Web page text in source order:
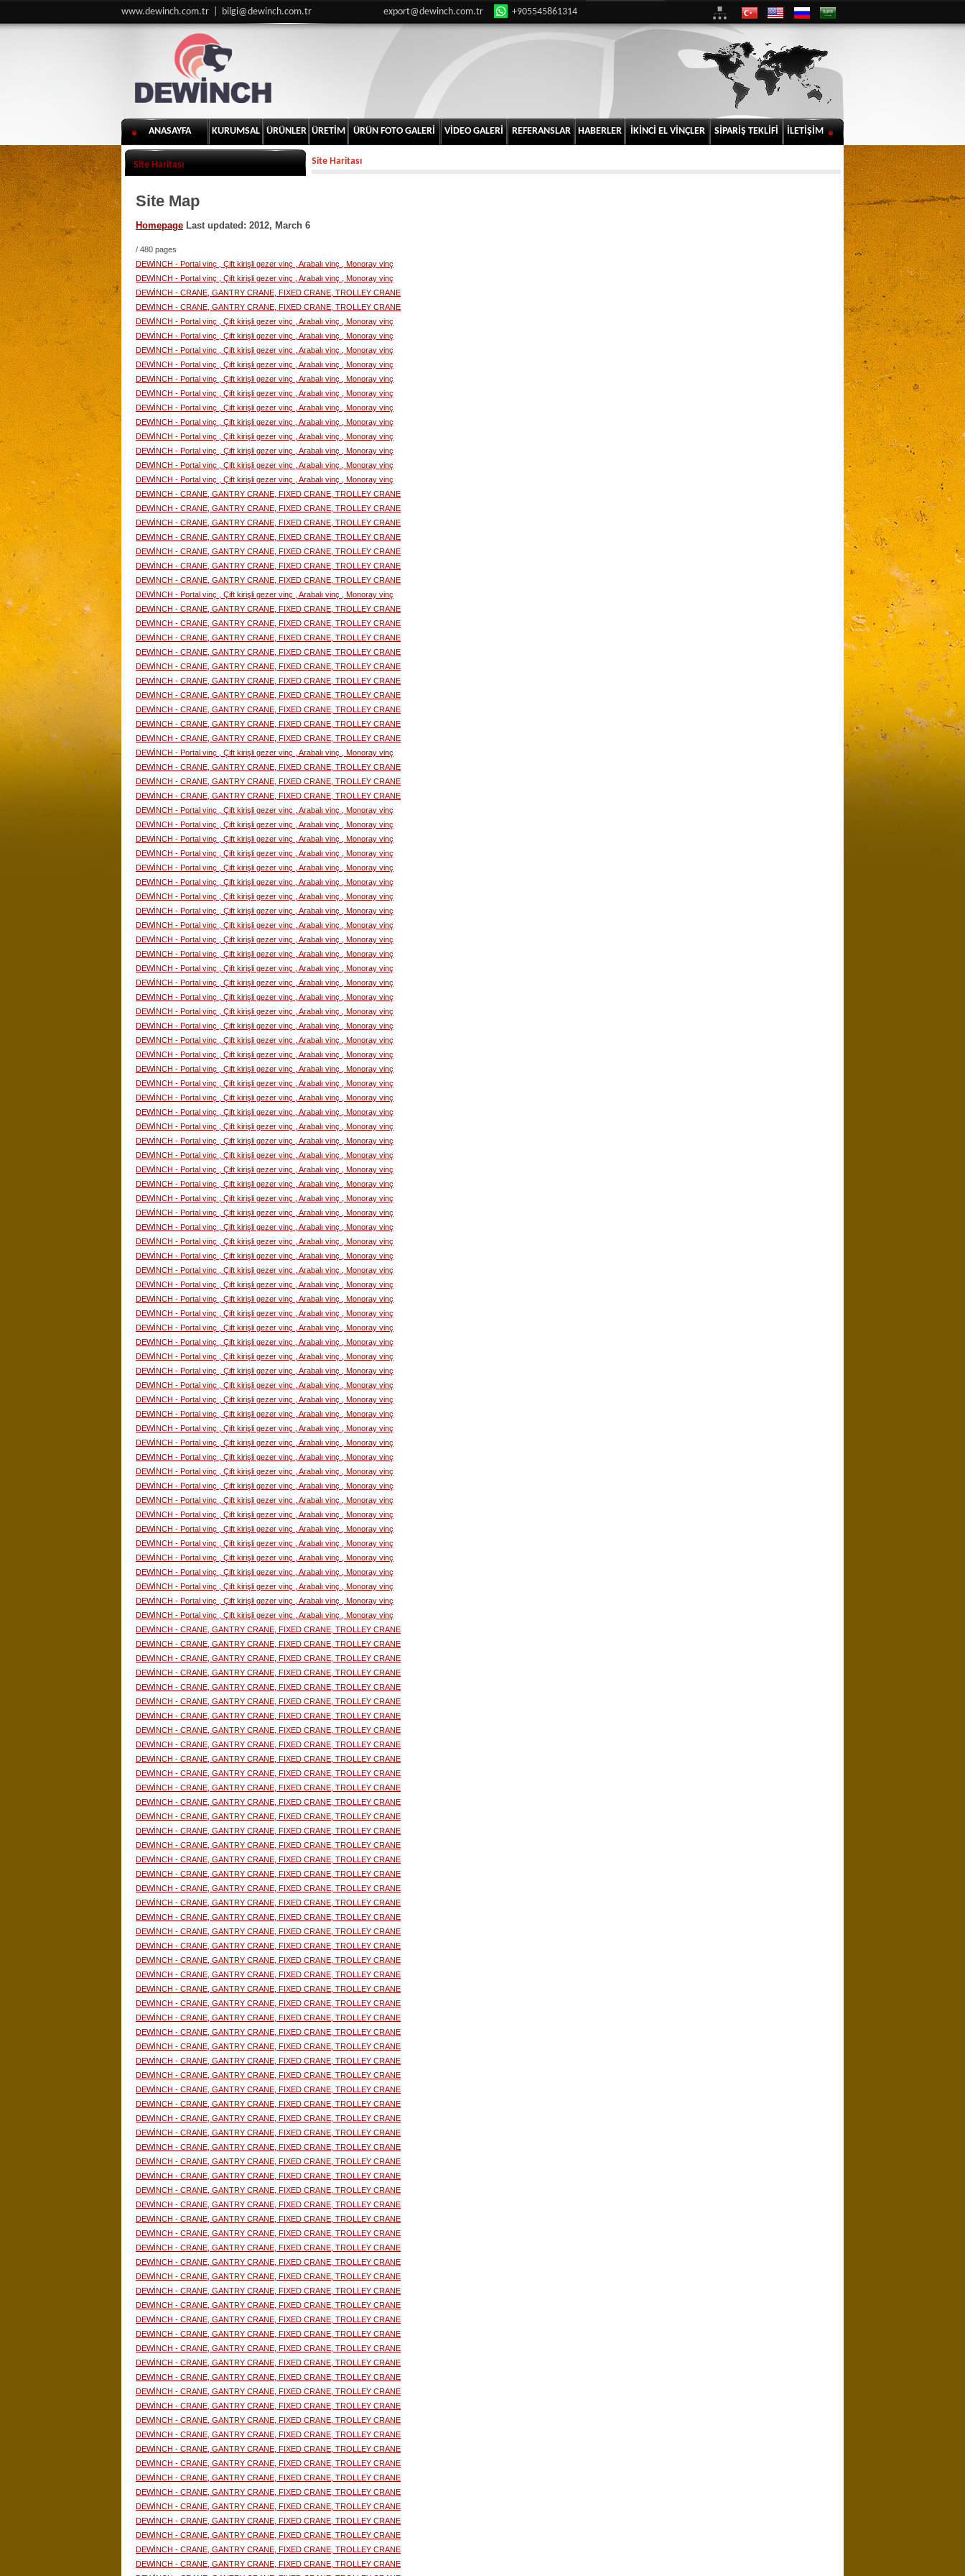
www.dewinch.com.tr | bilgi@dewinch.com.tr export@dewinch.com.tr +905545861314
ANASAYFA KURUMSAL ÜRÜNLER ÜRETİM ÜRÜN FOTO GALERİ VİDEO GALERİ REFERANSLAR HABERLER İKİNCİ EL VİNÇLER SİPARİŞ TEKLİFİ İLETİŞİM
Site Haritası Site Haritası
Site Map
Homepage Last updated: 2012, March 6
/ 480 pages
DEWİNCH - Portal vinç , Çift kirişli gezer vinç , Arabalı vinç , Monoray vinç
DEWİNCH - Portal vinç , Çift kirişli gezer vinç , Arabalı vinç , Monoray vinç
DEWİNCH - CRANE, GANTRY CRANE, FIXED CRANE, TROLLEY CRANE
DEWİNCH - CRANE, GANTRY CRANE, FIXED CRANE, TROLLEY CRANE
DEWİNCH - Portal vinç , Çift kirişli gezer vinç , Arabalı vinç , Monoray vinç
DEWİNCH - Portal vinç , Çift kirişli gezer vinç , Arabalı vinç , Monoray vinç
DEWİNCH - Portal vinç , Çift kirişli gezer vinç , Arabalı vinç , Monoray vinç
DEWİNCH - Portal vinç , Çift kirişli gezer vinç , Arabalı vinç , Monoray vinç
DEWİNCH - Portal vinç , Çift kirişli gezer vinç , Arabalı vinç , Monoray vinç
DEWİNCH - Portal vinç , Çift kirişli gezer vinç , Arabalı vinç , Monoray vinç
DEWİNCH - Portal vinç , Çift kirişli gezer vinç , Arabalı vinç , Monoray vinç
DEWİNCH - Portal vinç , Çift kirişli gezer vinç , Arabalı vinç , Monoray vinç
DEWİNCH - Portal vinç , Çift kirişli gezer vinç , Arabalı vinç , Monoray vinç
DEWİNCH - Portal vinç , Çift kirişli gezer vinç , Arabalı vinç , Monoray vinç
DEWİNCH - Portal vinç , Çift kirişli gezer vinç , Arabalı vinç , Monoray vinç
DEWİNCH - Portal vinç , Çift kirişli gezer vinç , Arabalı vinç , Monoray vinç
DEWİNCH - CRANE, GANTRY CRANE, FIXED CRANE, TROLLEY CRANE
DEWİNCH - CRANE, GANTRY CRANE, FIXED CRANE, TROLLEY CRANE
DEWİNCH - CRANE, GANTRY CRANE, FIXED CRANE, TROLLEY CRANE
DEWİNCH - CRANE, GANTRY CRANE, FIXED CRANE, TROLLEY CRANE
DEWİNCH - CRANE, GANTRY CRANE, FIXED CRANE, TROLLEY CRANE
DEWİNCH - CRANE, GANTRY CRANE, FIXED CRANE, TROLLEY CRANE
DEWİNCH - CRANE, GANTRY CRANE, FIXED CRANE, TROLLEY CRANE
DEWİNCH - Portal vinç , Çift kirişli gezer vinç , Arabalı vinç , Monoray vinç
DEWİNCH - CRANE, GANTRY CRANE, FIXED CRANE, TROLLEY CRANE
DEWİNCH - CRANE, GANTRY CRANE, FIXED CRANE, TROLLEY CRANE
DEWİNCH - CRANE, GANTRY CRANE, FIXED CRANE, TROLLEY CRANE
DEWİNCH - CRANE, GANTRY CRANE, FIXED CRANE, TROLLEY CRANE
DEWİNCH - CRANE, GANTRY CRANE, FIXED CRANE, TROLLEY CRANE
DEWİNCH - CRANE, GANTRY CRANE, FIXED CRANE, TROLLEY CRANE
DEWİNCH - CRANE, GANTRY CRANE, FIXED CRANE, TROLLEY CRANE
DEWİNCH - CRANE, GANTRY CRANE, FIXED CRANE, TROLLEY CRANE
DEWİNCH - CRANE, GANTRY CRANE, FIXED CRANE, TROLLEY CRANE
DEWİNCH - CRANE, GANTRY CRANE, FIXED CRANE, TROLLEY CRANE
DEWİNCH - Portal vinç , Çift kirişli gezer vinç , Arabalı vinç , Monoray vinç
DEWİNCH - CRANE, GANTRY CRANE, FIXED CRANE, TROLLEY CRANE
DEWİNCH - CRANE, GANTRY CRANE, FIXED CRANE, TROLLEY CRANE
DEWİNCH - CRANE, GANTRY CRANE, FIXED CRANE, TROLLEY CRANE
DEWİNCH - Portal vinç , Çift kirişli gezer vinç , Arabalı vinç , Monoray vinç
DEWİNCH - Portal vinç , Çift kirişli gezer vinç , Arabalı vinç , Monoray vinç
DEWİNCH - Portal vinç , Çift kirişli gezer vinç , Arabalı vinç , Monoray vinç
DEWİNCH - Portal vinç , Çift kirişli gezer vinç , Arabalı vinç , Monoray vinç
DEWİNCH - Portal vinç , Çift kirişli gezer vinç , Arabalı vinç , Monoray vinç
DEWİNCH - Portal vinç , Çift kirişli gezer vinç , Arabalı vinç , Monoray vinç
DEWİNCH - Portal vinç , Çift kirişli gezer vinç , Arabalı vinç , Monoray vinç
DEWİNCH - Portal vinç , Çift kirişli gezer vinç , Arabalı vinç , Monoray vinç
DEWİNCH - Portal vinç , Çift kirişli gezer vinç , Arabalı vinç , Monoray vinç
DEWİNCH - Portal vinç , Çift kirişli gezer vinç , Arabalı vinç , Monoray vinç
DEWİNCH - Portal vinç , Çift kirişli gezer vinç , Arabalı vinç , Monoray vinç
DEWİNCH - Portal vinç , Çift kirişli gezer vinç , Arabalı vinç , Monoray vinç
DEWİNCH - Portal vinç , Çift kirişli gezer vinç , Arabalı vinç , Monoray vinç
DEWİNCH - Portal vinç , Çift kirişli gezer vinç , Arabalı vinç , Monoray vinç
DEWİNCH - Portal vinç , Çift kirişli gezer vinç , Arabalı vinç , Monoray vinç
DEWİNCH - Portal vinç , Çift kirişli gezer vinç , Arabalı vinç , Monoray vinç
DEWİNCH - Portal vinç , Çift kirişli gezer vinç , Arabalı vinç , Monoray vinç
DEWİNCH - Portal vinç , Çift kirişli gezer vinç , Arabalı vinç , Monoray vinç
DEWİNCH - Portal vinç , Çift kirişli gezer vinç , Arabalı vinç , Monoray vinç
DEWİNCH - Portal vinç , Çift kirişli gezer vinç , Arabalı vinç , Monoray vinç
DEWİNCH - Portal vinç , Çift kirişli gezer vinç , Arabalı vinç , Monoray vinç
DEWİNCH - Portal vinç , Çift kirişli gezer vinç , Arabalı vinç , Monoray vinç
DEWİNCH - Portal vinç , Çift kirişli gezer vinç , Arabalı vinç , Monoray vinç
DEWİNCH - Portal vinç , Çift kirişli gezer vinç , Arabalı vinç , Monoray vinç
DEWİNCH - Portal vinç , Çift kirişli gezer vinç , Arabalı vinç , Monoray vinç
DEWİNCH - Portal vinç , Çift kirişli gezer vinç , Arabalı vinç , Monoray vinç
DEWİNCH - Portal vinç , Çift kirişli gezer vinç , Arabalı vinç , Monoray vinç
DEWİNCH - Portal vinç , Çift kirişli gezer vinç , Arabalı vinç , Monoray vinç
DEWİNCH - Portal vinç , Çift kirişli gezer vinç , Arabalı vinç , Monoray vinç
DEWİNCH - Portal vinç , Çift kirişli gezer vinç , Arabalı vinç , Monoray vinç
DEWİNCH - Portal vinç , Çift kirişli gezer vinç , Arabalı vinç , Monoray vinç
DEWİNCH - Portal vinç , Çift kirişli gezer vinç , Arabalı vinç , Monoray vinç
DEWİNCH - Portal vinç , Çift kirişli gezer vinç , Arabalı vinç , Monoray vinç
DEWİNCH - Portal vinç , Çift kirişli gezer vinç , Arabalı vinç , Monoray vinç
DEWİNCH - Portal vinç , Çift kirişli gezer vinç , Arabalı vinç , Monoray vinç
DEWİNCH - Portal vinç , Çift kirişli gezer vinç , Arabalı vinç , Monoray vinç
DEWİNCH - Portal vinç , Çift kirişli gezer vinç , Arabalı vinç , Monoray vinç
DEWİNCH - Portal vinç , Çift kirişli gezer vinç , Arabalı vinç , Monoray vinç
DEWİNCH - Portal vinç , Çift kirişli gezer vinç , Arabalı vinç , Monoray vinç
DEWİNCH - Portal vinç , Çift kirişli gezer vinç , Arabalı vinç , Monoray vinç
DEWİNCH - Portal vinç , Çift kirişli gezer vinç , Arabalı vinç , Monoray vinç
DEWİNCH - Portal vinç , Çift kirişli gezer vinç , Arabalı vinç , Monoray vinç
DEWİNCH - Portal vinç , Çift kirişli gezer vinç , Arabalı vinç , Monoray vinç
DEWİNCH - Portal vinç , Çift kirişli gezer vinç , Arabalı vinç , Monoray vinç
DEWİNCH - Portal vinç , Çift kirişli gezer vinç , Arabalı vinç , Monoray vinç
DEWİNCH - Portal vinç , Çift kirişli gezer vinç , Arabalı vinç , Monoray vinç
DEWİNCH - Portal vinç , Çift kirişli gezer vinç , Arabalı vinç , Monoray vinç
DEWİNCH - Portal vinç , Çift kirişli gezer vinç , Arabalı vinç , Monoray vinç
DEWİNCH - Portal vinç , Çift kirişli gezer vinç , Arabalı vinç , Monoray vinç
DEWİNCH - Portal vinç , Çift kirişli gezer vinç , Arabalı vinç , Monoray vinç
DEWİNCH - Portal vinç , Çift kirişli gezer vinç , Arabalı vinç , Monoray vinç
DEWİNCH - Portal vinç , Çift kirişli gezer vinç , Arabalı vinç , Monoray vinç
DEWİNCH - Portal vinç , Çift kirişli gezer vinç , Arabalı vinç , Monoray vinç
DEWİNCH - Portal vinç , Çift kirişli gezer vinç , Arabalı vinç , Monoray vinç
DEWİNCH - Portal vinç , Çift kirişli gezer vinç , Arabalı vinç , Monoray vinç
DEWİNCH - Portal vinç , Çift kirişli gezer vinç , Arabalı vinç , Monoray vinç
DEWİNCH - Portal vinç , Çift kirişli gezer vinç , Arabalı vinç , Monoray vinç
DEWİNCH - CRANE, GANTRY CRANE, FIXED CRANE, TROLLEY CRANE
DEWİNCH - CRANE, GANTRY CRANE, FIXED CRANE, TROLLEY CRANE
DEWİNCH - CRANE, GANTRY CRANE, FIXED CRANE, TROLLEY CRANE
DEWİNCH - CRANE, GANTRY CRANE, FIXED CRANE, TROLLEY CRANE
DEWİNCH - CRANE, GANTRY CRANE, FIXED CRANE, TROLLEY CRANE
DEWİNCH - CRANE, GANTRY CRANE, FIXED CRANE, TROLLEY CRANE
DEWİNCH - CRANE, GANTRY CRANE, FIXED CRANE, TROLLEY CRANE
DEWİNCH - CRANE, GANTRY CRANE, FIXED CRANE, TROLLEY CRANE
DEWİNCH - CRANE, GANTRY CRANE, FIXED CRANE, TROLLEY CRANE
DEWİNCH - CRANE, GANTRY CRANE, FIXED CRANE, TROLLEY CRANE
DEWİNCH - CRANE, GANTRY CRANE, FIXED CRANE, TROLLEY CRANE
DEWİNCH - CRANE, GANTRY CRANE, FIXED CRANE, TROLLEY CRANE
DEWİNCH - CRANE, GANTRY CRANE, FIXED CRANE, TROLLEY CRANE
DEWİNCH - CRANE, GANTRY CRANE, FIXED CRANE, TROLLEY CRANE
DEWİNCH - CRANE, GANTRY CRANE, FIXED CRANE, TROLLEY CRANE
DEWİNCH - CRANE, GANTRY CRANE, FIXED CRANE, TROLLEY CRANE
DEWİNCH - CRANE, GANTRY CRANE, FIXED CRANE, TROLLEY CRANE
DEWİNCH - CRANE, GANTRY CRANE, FIXED CRANE, TROLLEY CRANE
DEWİNCH - CRANE, GANTRY CRANE, FIXED CRANE, TROLLEY CRANE
DEWİNCH - CRANE, GANTRY CRANE, FIXED CRANE, TROLLEY CRANE
DEWİNCH - CRANE, GANTRY CRANE, FIXED CRANE, TROLLEY CRANE
DEWİNCH - CRANE, GANTRY CRANE, FIXED CRANE, TROLLEY CRANE
DEWİNCH - CRANE, GANTRY CRANE, FIXED CRANE, TROLLEY CRANE
DEWİNCH - CRANE, GANTRY CRANE, FIXED CRANE, TROLLEY CRANE
DEWİNCH - CRANE, GANTRY CRANE, FIXED CRANE, TROLLEY CRANE
DEWİNCH - CRANE, GANTRY CRANE, FIXED CRANE, TROLLEY CRANE
DEWİNCH - CRANE, GANTRY CRANE, FIXED CRANE, TROLLEY CRANE
DEWİNCH - CRANE, GANTRY CRANE, FIXED CRANE, TROLLEY CRANE
DEWİNCH - CRANE, GANTRY CRANE, FIXED CRANE, TROLLEY CRANE
DEWİNCH - CRANE, GANTRY CRANE, FIXED CRANE, TROLLEY CRANE
DEWİNCH - CRANE, GANTRY CRANE, FIXED CRANE, TROLLEY CRANE
DEWİNCH - CRANE, GANTRY CRANE, FIXED CRANE, TROLLEY CRANE
DEWİNCH - CRANE, GANTRY CRANE, FIXED CRANE, TROLLEY CRANE
DEWİNCH - CRANE, GANTRY CRANE, FIXED CRANE, TROLLEY CRANE
DEWİNCH - CRANE, GANTRY CRANE, FIXED CRANE, TROLLEY CRANE
DEWİNCH - CRANE, GANTRY CRANE, FIXED CRANE, TROLLEY CRANE
DEWİNCH - CRANE, GANTRY CRANE, FIXED CRANE, TROLLEY CRANE
DEWİNCH - CRANE, GANTRY CRANE, FIXED CRANE, TROLLEY CRANE
DEWİNCH - CRANE, GANTRY CRANE, FIXED CRANE, TROLLEY CRANE
DEWİNCH - CRANE, GANTRY CRANE, FIXED CRANE, TROLLEY CRANE
DEWİNCH - CRANE, GANTRY CRANE, FIXED CRANE, TROLLEY CRANE
DEWİNCH - CRANE, GANTRY CRANE, FIXED CRANE, TROLLEY CRANE
DEWİNCH - CRANE, GANTRY CRANE, FIXED CRANE, TROLLEY CRANE
DEWİNCH - CRANE, GANTRY CRANE, FIXED CRANE, TROLLEY CRANE
DEWİNCH - CRANE, GANTRY CRANE, FIXED CRANE, TROLLEY CRANE
DEWİNCH - CRANE, GANTRY CRANE, FIXED CRANE, TROLLEY CRANE
DEWİNCH - CRANE, GANTRY CRANE, FIXED CRANE, TROLLEY CRANE
DEWİNCH - CRANE, GANTRY CRANE, FIXED CRANE, TROLLEY CRANE
DEWİNCH - CRANE, GANTRY CRANE, FIXED CRANE, TROLLEY CRANE
DEWİNCH - CRANE, GANTRY CRANE, FIXED CRANE, TROLLEY CRANE
DEWİNCH - CRANE, GANTRY CRANE, FIXED CRANE, TROLLEY CRANE
DEWİNCH - CRANE, GANTRY CRANE, FIXED CRANE, TROLLEY CRANE
DEWİNCH - CRANE, GANTRY CRANE, FIXED CRANE, TROLLEY CRANE
DEWİNCH - CRANE, GANTRY CRANE, FIXED CRANE, TROLLEY CRANE
DEWİNCH - CRANE, GANTRY CRANE, FIXED CRANE, TROLLEY CRANE
DEWİNCH - CRANE, GANTRY CRANE, FIXED CRANE, TROLLEY CRANE
DEWİNCH - CRANE, GANTRY CRANE, FIXED CRANE, TROLLEY CRANE
DEWİNCH - CRANE, GANTRY CRANE, FIXED CRANE, TROLLEY CRANE
DEWİNCH - CRANE, GANTRY CRANE, FIXED CRANE, TROLLEY CRANE
DEWİNCH - CRANE, GANTRY CRANE, FIXED CRANE, TROLLEY CRANE
DEWİNCH - CRANE, GANTRY CRANE, FIXED CRANE, TROLLEY CRANE
DEWİNCH - CRANE, GANTRY CRANE, FIXED CRANE, TROLLEY CRANE
DEWİNCH - CRANE, GANTRY CRANE, FIXED CRANE, TROLLEY CRANE
DEWİNCH - CRANE, GANTRY CRANE, FIXED CRANE, TROLLEY CRANE
DEWİNCH - CRANE, GANTRY CRANE, FIXED CRANE, TROLLEY CRANE
DEWİNCH - CRANE, GANTRY CRANE, FIXED CRANE, TROLLEY CRANE